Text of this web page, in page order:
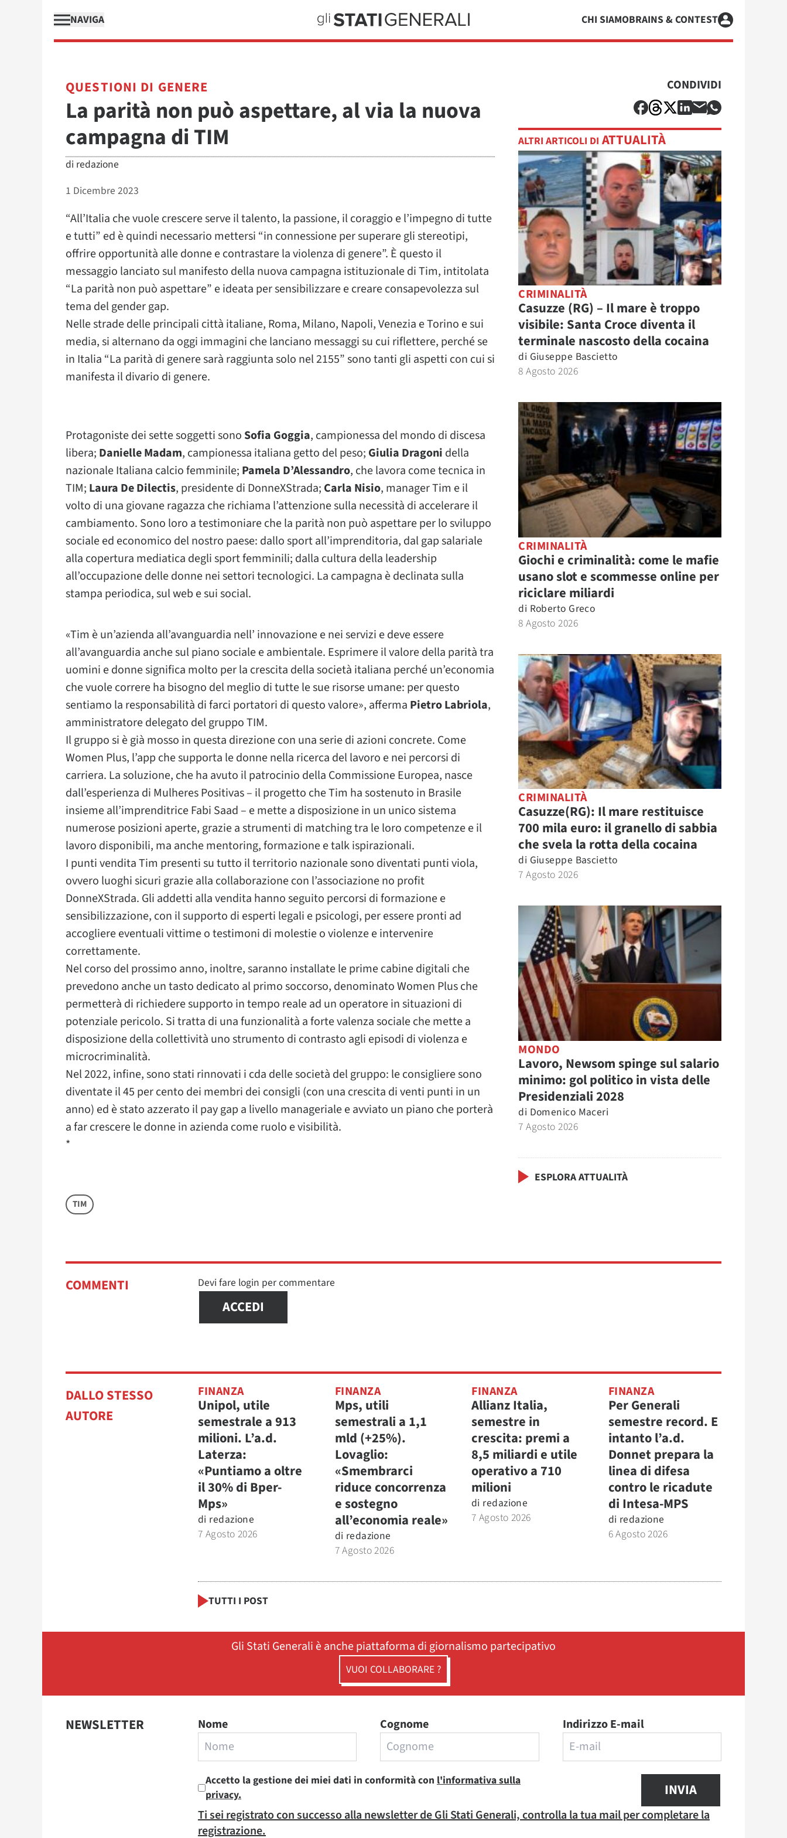
NAVIGA CHI SIAMOBRAINS & CONTEST
QUESTIONI DI GENERE
La parità non può aspettare, al via la nuova
campagna di TIM
di redazione
1 Dicembre 2023
“All’Italia che vuole crescere serve il talento, la passione, il coraggio e l’impegno di tutte
e tutti” ed è quindi necessario mettersi “in connessione per superare gli stereotipi,
offrire opportunità alle donne e contrastare la violenza di genere”. È questo il
messaggio lanciato sul manifesto della nuova campagna istituzionale di Tim, intitolata
“La parità non può aspettare” e ideata per sensibilizzare e creare consapevolezza sul
tema del gender gap.
Nelle strade delle principali città italiane, Roma, Milano, Napoli, Venezia e Torino e sui
media, si alternano da oggi immagini che lanciano messaggi su cui riflettere, perché se
in Italia “La parità di genere sarà raggiunta solo nel 2155” sono tanti gli aspetti con cui si
manifesta il divario di genere.
Protagoniste dei sette soggetti sono Sofia Goggia, campionessa del mondo di discesa
libera; Danielle Madam, campionessa italiana getto del peso; Giulia Dragoni della
nazionale Italiana calcio femminile; Pamela D’Alessandro, che lavora come tecnica in
TIM; Laura De Dilectis, presidente di DonneXStrada; Carla Nisio, manager Tim e il
volto di una giovane ragazza che richiama l’attenzione sulla necessità di accelerare il
cambiamento. Sono loro a testimoniare che la parità non può aspettare per lo sviluppo
sociale ed economico del nostro paese: dallo sport all’imprenditoria, dal gap salariale
alla copertura mediatica degli sport femminili; dalla cultura della leadership
all’occupazione delle donne nei settori tecnologici. La campagna è declinata sulla
stampa periodica, sul web e sui social.
«Tim è un’azienda all’avanguardia nell’ innovazione e nei servizi e deve essere
all’avanguardia anche sul piano sociale e ambientale. Esprimere il valore della parità tra
uomini e donne significa molto per la crescita della società italiana perché un’economia
che vuole correre ha bisogno del meglio di tutte le sue risorse umane: per questo
sentiamo la responsabilità di farci portatori di questo valore», afferma Pietro Labriola,
amministratore delegato del gruppo TIM.
Il gruppo si è già mosso in questa direzione con una serie di azioni concrete. Come
Women Plus, l’app che supporta le donne nella ricerca del lavoro e nei percorsi di
carriera. La soluzione, che ha avuto il patrocinio della Commissione Europea, nasce
dall’esperienza di Mulheres Positivas – il progetto che Tim ha sostenuto in Brasile
insieme all’imprenditrice Fabi Saad – e mette a disposizione in un unico sistema
numerose posizioni aperte, grazie a strumenti di matching tra le loro competenze e il
lavoro disponibili, ma anche mentoring, formazione e talk ispirazionali.
I punti vendita Tim presenti su tutto il territorio nazionale sono diventati punti viola,
ovvero luoghi sicuri grazie alla collaborazione con l’associazione no profit
DonneXStrada. Gli addetti alla vendita hanno seguito percorsi di formazione e
sensibilizzazione, con il supporto di esperti legali e psicologi, per essere pronti ad
accogliere eventuali vittime o testimoni di molestie o violenze e intervenire
correttamente.
Nel corso del prossimo anno, inoltre, saranno installate le prime cabine digitali che
prevedono anche un tasto dedicato al primo soccorso, denominato Women Plus che
permetterà di richiedere supporto in tempo reale ad un operatore in situazioni di
potenziale pericolo. Si tratta di una funzionalità a forte valenza sociale che mette a
disposizione della collettività uno strumento di contrasto agli episodi di violenza e
microcriminalità.
Nel 2022, infine, sono stati rinnovati i cda delle società del gruppo: le consigliere sono
diventate il 45 per cento dei membri dei consigli (con una crescita di venti punti in un
anno) ed è stato azzerato il pay gap a livello manageriale e avviato un piano che porterà
a far crescere le donne in azienda come ruolo e visibilità.
*
TIM
CONDIVIDI
ALTRI ARTICOLI DI ATTUALITÀ
CRIMINALITÀ
Casuzze (RG) – Il mare è troppo
visibile: Santa Croce diventa il
terminale nascosto della cocaina
di Giuseppe Bascietto
8 Agosto 2026
CRIMINALITÀ
Giochi e criminalità: come le mafie
usano slot e scommesse online per
riciclare miliardi
di Roberto Greco
8 Agosto 2026
CRIMINALITÀ
Casuzze(RG): Il mare restituisce
700 mila euro: il granello di sabbia
che svela la rotta della cocaina
di Giuseppe Bascietto
7 Agosto 2026
MONDO
Lavoro, Newsom spinge sul salario
minimo: gol politico in vista delle
Presidenziali 2028
di Domenico Maceri
7 Agosto 2026
ESPLORA ATTUALITÀ
COMMENTI Devi fare login per commentare
ACCEDI
DALLO STESSO
AUTORE
FINANZA
Unipol, utile
semestrale a 913
milioni. L’a.d.
Laterza:
«Puntiamo a oltre
il 30% di Bper-
Mps»
di redazione
7 Agosto 2026
FINANZA
Mps, utili
semestrali a 1,1
mld (+25%).
Lovaglio:
«Smembrarci
riduce concorrenza
e sostegno
all’economia reale»
di redazione
7 Agosto 2026
FINANZA
Allianz Italia,
semestre in
crescita: premi a
8,5 miliardi e utile
operativo a 710
milioni
di redazione
7 Agosto 2026
FINANZA
Per Generali
semestre record. E
intanto l’a.d.
Donnet prepara la
linea di difesa
contro le ricadute
di Intesa-MPS
di redazione
6 Agosto 2026
TUTTI I POST
Gli Stati Generali è anche piattaforma di giornalismo partecipativo
VUOI COLLABORARE ?
NEWSLETTER Nome Cognome Indirizzo E-mail
Accetto la gestione dei miei dati in conformità con l'informativa sulla
privacy.
INVIA
Ti sei registrato con successo alla newsletter de Gli Stati Generali, controlla la tua mail per completare la
registrazione.